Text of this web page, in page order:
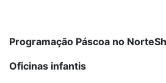
Programação Páscoa no
Oficinas infantis